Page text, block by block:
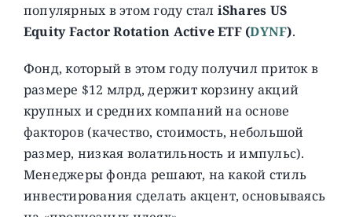
популярных в этом году стал iShares US
Equity Factor Rotation Active ETF (DYNF).
Фонд, который в этом году получил приток в
размере $12 млрд, держит корзину акций
крупных и средних компаний на основе
факторов (качество, стоимость, небольшой
размер, низкая волатильность и импульс).
Менеджеры фонда решают, на какой стиль
инвестирования сделать акцент, основываясь